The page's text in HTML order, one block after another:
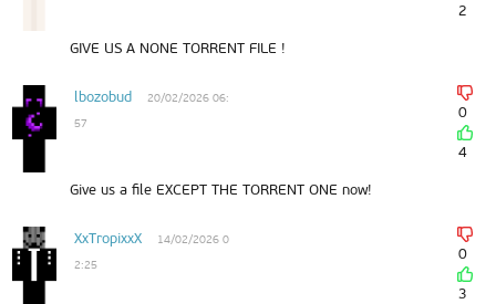
2
GIVE US A NONE TORRENT FILE !
lbozobud
20/02/2026 06:
57
0
4
Give us a file EXCEPT THE TORRENT ONE now!
XxTropixxX
14/02/2026 0
2:25
0
3